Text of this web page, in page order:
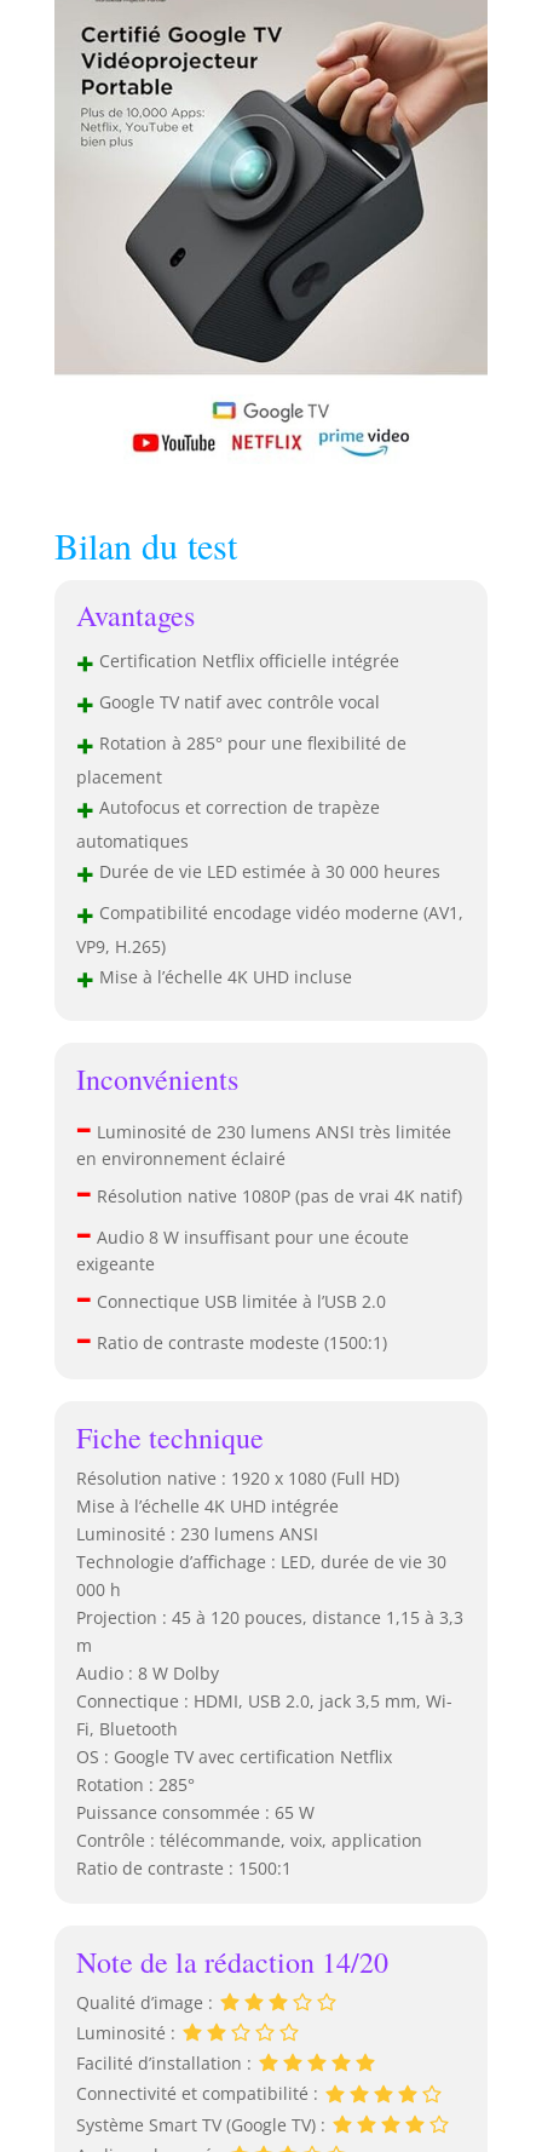
Bilan du test
Avantages
+ Certification Netflix officielle intégrée
+ Google TV natif avec contrôle vocal
+ Rotation à 285° pour une flexibilité de
placement
+ Autofocus et correction de trapèze
automatiques
+ Durée de vie LED estimée à 30 000 heures
+ Compatibilité encodage vidéo moderne (AV1,
VP9, H.265)
+ Mise à l’échelle 4K UHD incluse
Inconvénients
– Luminosité de 230 lumens ANSI très limitée
en environnement éclairé
– Résolution native 1080P (pas de vrai 4K natif)
– Audio 8 W insuffisant pour une écoute
exigeante
– Connectique USB limitée à l’USB 2.0
– Ratio de contraste modeste (1500:1)
Fiche technique
Résolution native : 1920 x 1080 (Full HD)
Mise à l’échelle 4K UHD intégrée
Luminosité : 230 lumens ANSI
Technologie d’affichage : LED, durée de vie 30
000 h
Projection : 45 à 120 pouces, distance 1,15 à 3,3
m
Audio : 8 W Dolby
Connectique : HDMI, USB 2.0, jack 3,5 mm, Wi-
Fi, Bluetooth
OS : Google TV avec certification Netflix
Rotation : 285°
Puissance consommée : 65 W
Contrôle : télécommande, voix, application
Ratio de contraste : 1500:1
Note de la rédaction 14/20
Qualité d’image :
Luminosité :
Facilité d’installation :
Connectivité et compatibilité :
Système Smart TV (Google TV) :